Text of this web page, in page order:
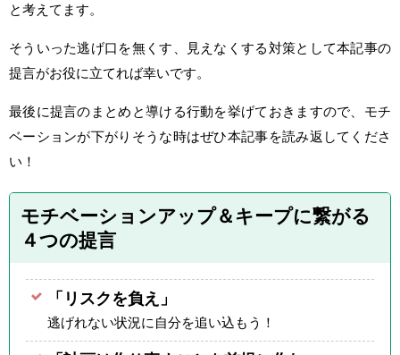
と考えてます。
そういった逃げ口を無くす、見えなくする対策として本記事の
提言がお役に立てれば幸いです。
最後に提言のまとめと導ける行動を挙げておきますので、モチ
ベーションが下がりそうな時はぜひ本記事を読み返してくださ
い！
モチベーションアップ＆キープに繋がる
４つの提言
「リスクを負え」
逃げれない状況に自分を追い込もう！